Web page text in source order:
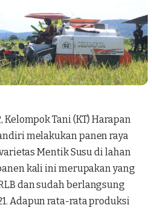
Kelompok Tani (KT) Harapan
melakukan panen raya
Mentik Susu di lahan
kali ini merupakan yang
dan sudah berlangsung
Adapun rata-rata produksi